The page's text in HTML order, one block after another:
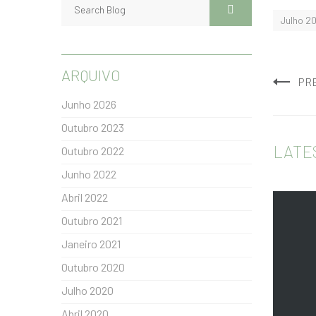
Julho
ARQUIVO
Junho 2026
Outubro 2023
Outubro 2022
Junho 2022
Abril 2022
Outubro 2021
Janeiro 2021
Outubro 2020
Julho 2020